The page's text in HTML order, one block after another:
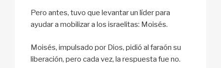
Pero antes, tuvo que levantar un líder para
ayudar a mobilizar a los israelitas: Moisés.
Moisés, impulsado por Dios, pidió al faraón su
liberación, pero cada vez, la respuesta fue no.